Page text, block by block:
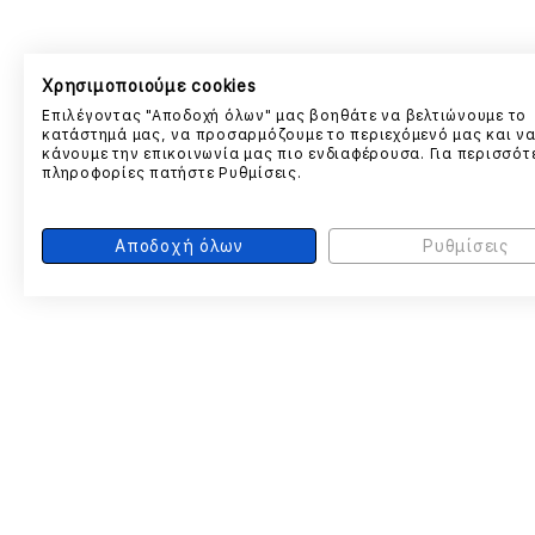
Χρησιμοποιούμε cookies
Επιλέγοντας "Αποδοχή όλων" μας βοηθάτε να βελτιώνουμε το
κατάστημά μας, να προσαρμόζουμε το περιεχόμενό μας και να
κάνουμε την επικοινωνία μας πιο ενδιαφέρουσα. Για
πληροφορίες πατήστε Ρυθμίσεις.
Αποδοχή όλων Ρυθμίσεις